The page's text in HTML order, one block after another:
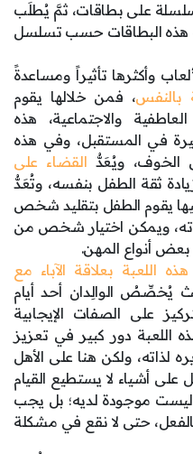
على بطاقات، ثمَّ يُطلَب
هذه البطاقات حسب تسلسل
وأكثرها تأثيراً ومساعدةً
بالنفس، فمن خلالها يقوم
والاجتماعية، هذه
في المستقبل، وفي هذه
الخوف، ويُعَدُّ القضاء على
ثقة الطفل بنفسه، وتُعَدُّ
يقوم الطفل بتقليد شخص
ويمكن اختيار شخص من
بعض أنواع المهن.
اللعبة بعلاقة الآباء مع
الوالِدان أحد أيام
على الصفات الإيجابية
اللعبة دور كبير في تعزيز
لذاته، ولكن هنا على الأهل
على أشياء لا يستطيع القيام
موجودة لديه؛ بل يجب
حتى لا نقع في مشكلة